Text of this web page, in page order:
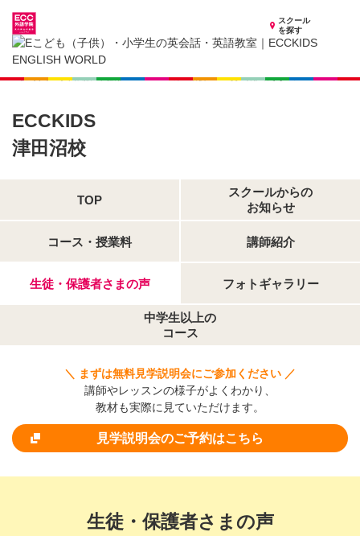
スクール
を探す
千葉県の子供英会話・英語教室
子供（小学生）英会話・英語教室 ECCKIDS 津田沼校
生徒・保護者さまの声
ECCKIDS
津田沼校
TOP
スクールからの
お知らせ
コース・授業料 講師紹介
生徒・保護者さまの声 フォトギャラリー
中学生以上の
コース
＼ まずは無料見学説明会にご参加ください ／
講師やレッスンの様子がよくわかり、
教材も実際に見ていただけます。
見学説明会のご予約はこちら
生徒・保護者さまの声